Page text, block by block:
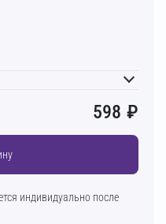
598 ₽
индивидуально после